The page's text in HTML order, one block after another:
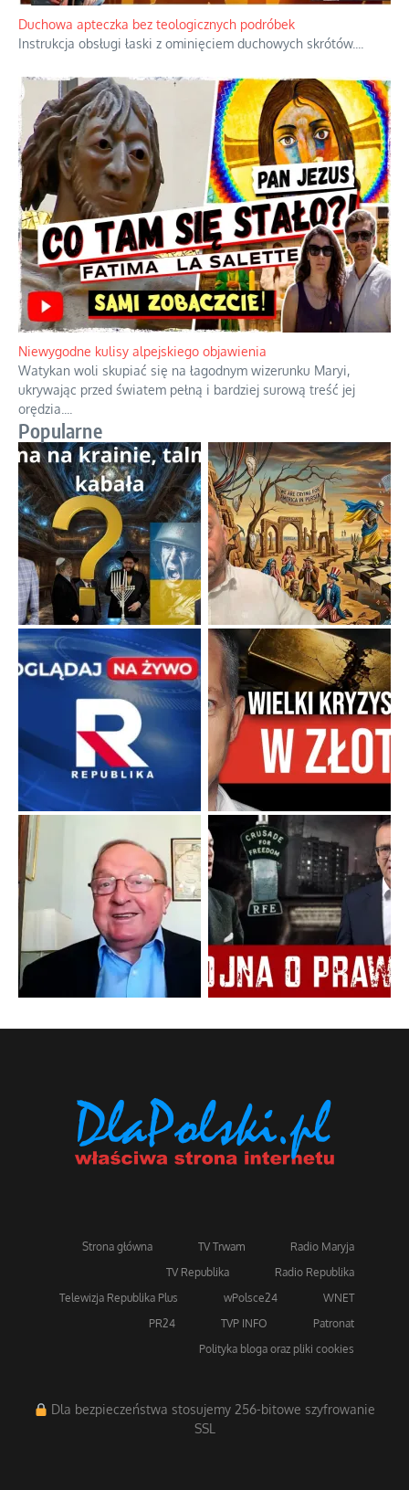
dokumentów, wyzwania związane z ich finansowaniem oraz
nieznane fakty dotyczące biografii...
Duchowa apteczka bez teologicznych podróbek
Instrukcja obsługi łaski z ominięciem duchowych skrótów.
Niewygodne kulisy alpejskiego objawienia
Watykan woli skupiać się na łagodnym wizerunku Maryi,
ukrywając przed światem pełną i bardziej surową treść jej
Popularne